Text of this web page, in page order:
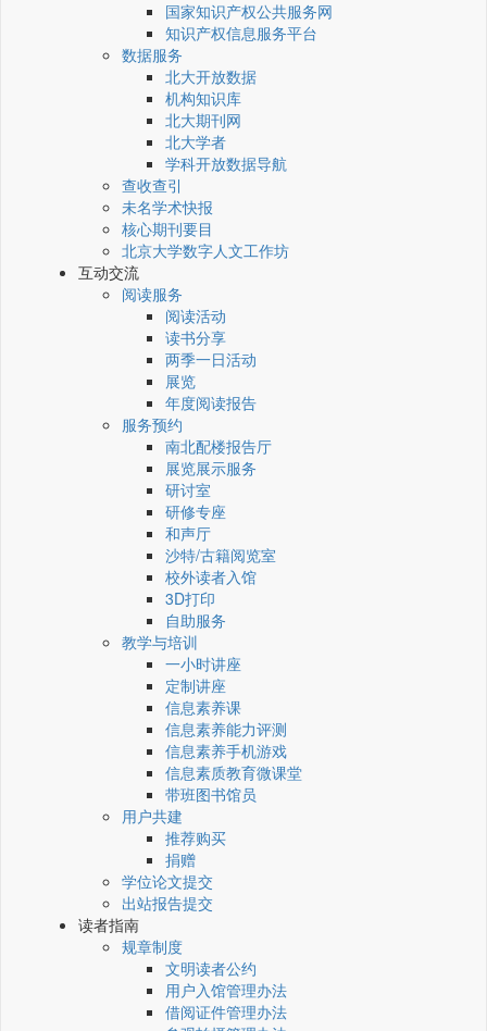
国家知识产权公共服务网
知识产权信息服务平台
数据服务
北大开放数据
机构知识库
北大期刊网
北大学者
学科开放数据导航
查收查引
未名学术快报
核心期刊要目
北京大学数字人文工作坊
互动交流
阅读服务
阅读活动
读书分享
两季一日活动
展览
年度阅读报告
服务预约
南北配楼报告厅
展览展示服务
研讨室
研修专座
和声厅
沙特/古籍阅览室
校外读者入馆
3D打印
自助服务
教学与培训
一小时讲座
定制讲座
信息素养课
信息素养能力评测
信息素养手机游戏
信息素质教育微课堂
带班图书馆员
用户共建
推荐购买
捐赠
学位论文提交
出站报告提交
读者指南
规章制度
文明读者公约
用户入馆管理办法
借阅证件管理办法